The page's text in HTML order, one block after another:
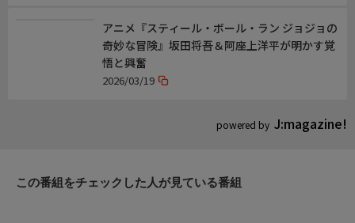
powered by J:magazine!
アニメ『スティール・ボール・ラン ジョジョの
奇妙な冒険』坂田将吾＆阿座上洋平が明かす覚
悟と興奮
2026/03/19
この番組をチェックした人が見ている番組